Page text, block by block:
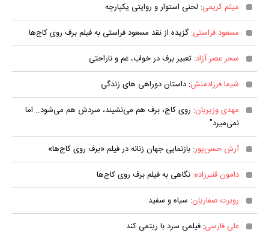
میثم کریمی: لحنی استوار و روایتی یکپارچه
مسعود فراستی: گزیده از نقد مسعود فراستی به فیلم برف روی کاج‌ها
سحر عصر آزاد: تعبیر برف در خواب، غم و ناراحتی
شیما فرزادمنش: داستان دوراهی های زندگی
مهدی وزیریان: روی کاج، برف هم می‌نشیند، سردش هم می‌شود.. اما
نمی‌میرد"
آرش حسن‌پور: بازنمایی جهان زنانه در فیلم «برف روی کاج‌ها»
دامون قنبرزاده: نگاهی به فیلم برف روی کاج‌ها
روبرت صفاریان: سیاه و سفید
علی فارسی: فیلمی سرد با ریتمی کند